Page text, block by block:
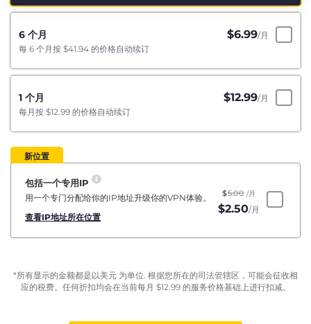
6 个月 $6.99/月
每 6 个月按 $41.94 的价格自动续订
1 个月 $12.99/月
每月按 $12.99 的价格自动续订
新位置
包括一个专用IP
用一个专门分配给你的IP地址升级你的VPN体验。
查看IP地址所在位置
$5.00 /月
$2.50/月
*所有显示的金额都是以美元 为单位. 根据您所在的司法管辖区，可能会征收相
应的税费。任何折扣均会在当前每月 $12.99的服务价格基础上进行扣减。